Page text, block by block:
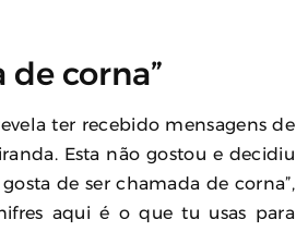
de corna”
ter recebido mensagens de
Esta não gostou e decidiu
de ser chamada de corna”,
aqui é o que tu usas para